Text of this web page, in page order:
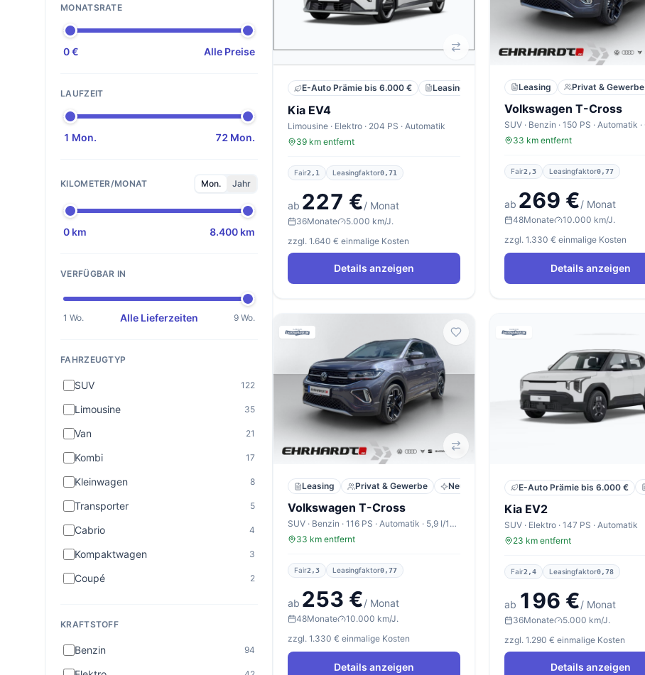
MONATSRATE
0 € Alle Preise
LAUFZEIT
1 Mon. 72 Mon.
KILOMETER/MONAT Mon. Jahr
0 km 8.400 km
VERFÜGBAR IN
1 Wo. Alle Lieferzeiten 9 Wo.
FAHRZEUGTYP
SUV 122
Limousine 35
Van 21
Kombi 17
Kleinwagen 8
Transporter 5
Cabrio 4
Kompaktwagen 3
Coupé 2
KRAFTSTOFF
Benzin 94
E-Auto Prämie bis 6.000 € Leasing Privat Neu
Kia EV4
Limousine · Elektro · 204 PS · Automatik
39 km entfernt
Fair2,1 Leasingfaktor0,71
ab 227 €/ Monat
36Monate
5.000 km/J.
zzgl. 1.640 € einmalige Kosten
Details anzeigen
Leasing Privat & Gewerbe
Volkswagen T-Cross
33 km entfernt
Fair2,3 Leasingfaktor0,77
ab 269 €/ Monat
48Monate
10.000 km/J.
zzgl. 1.330 € einmalige Kosten
Details anzeigen
Leasing Privat & Gewerbe Neu
Volkswagen T-Cross
SUV · Benzin · 116 PS · Automatik · 5,9 l/100km
33 km entfernt
Fair2,3 Leasingfaktor0,77
ab 253 €/ Monat
48Monate
10.000 km/J.
zzgl. 1.330 € einmalige Kosten
Details anzeigen
E-Auto Prämie bis 6.000 €
Kia EV2
SUV · Elektro · 147 PS · Automatik
23 km entfernt
Fair2,4 Leasingfaktor0,78
ab 196 €/ Monat
36Monate
5.000 km/J.
zzgl. 1.290 € einmalige Kosten
Details anzeigen